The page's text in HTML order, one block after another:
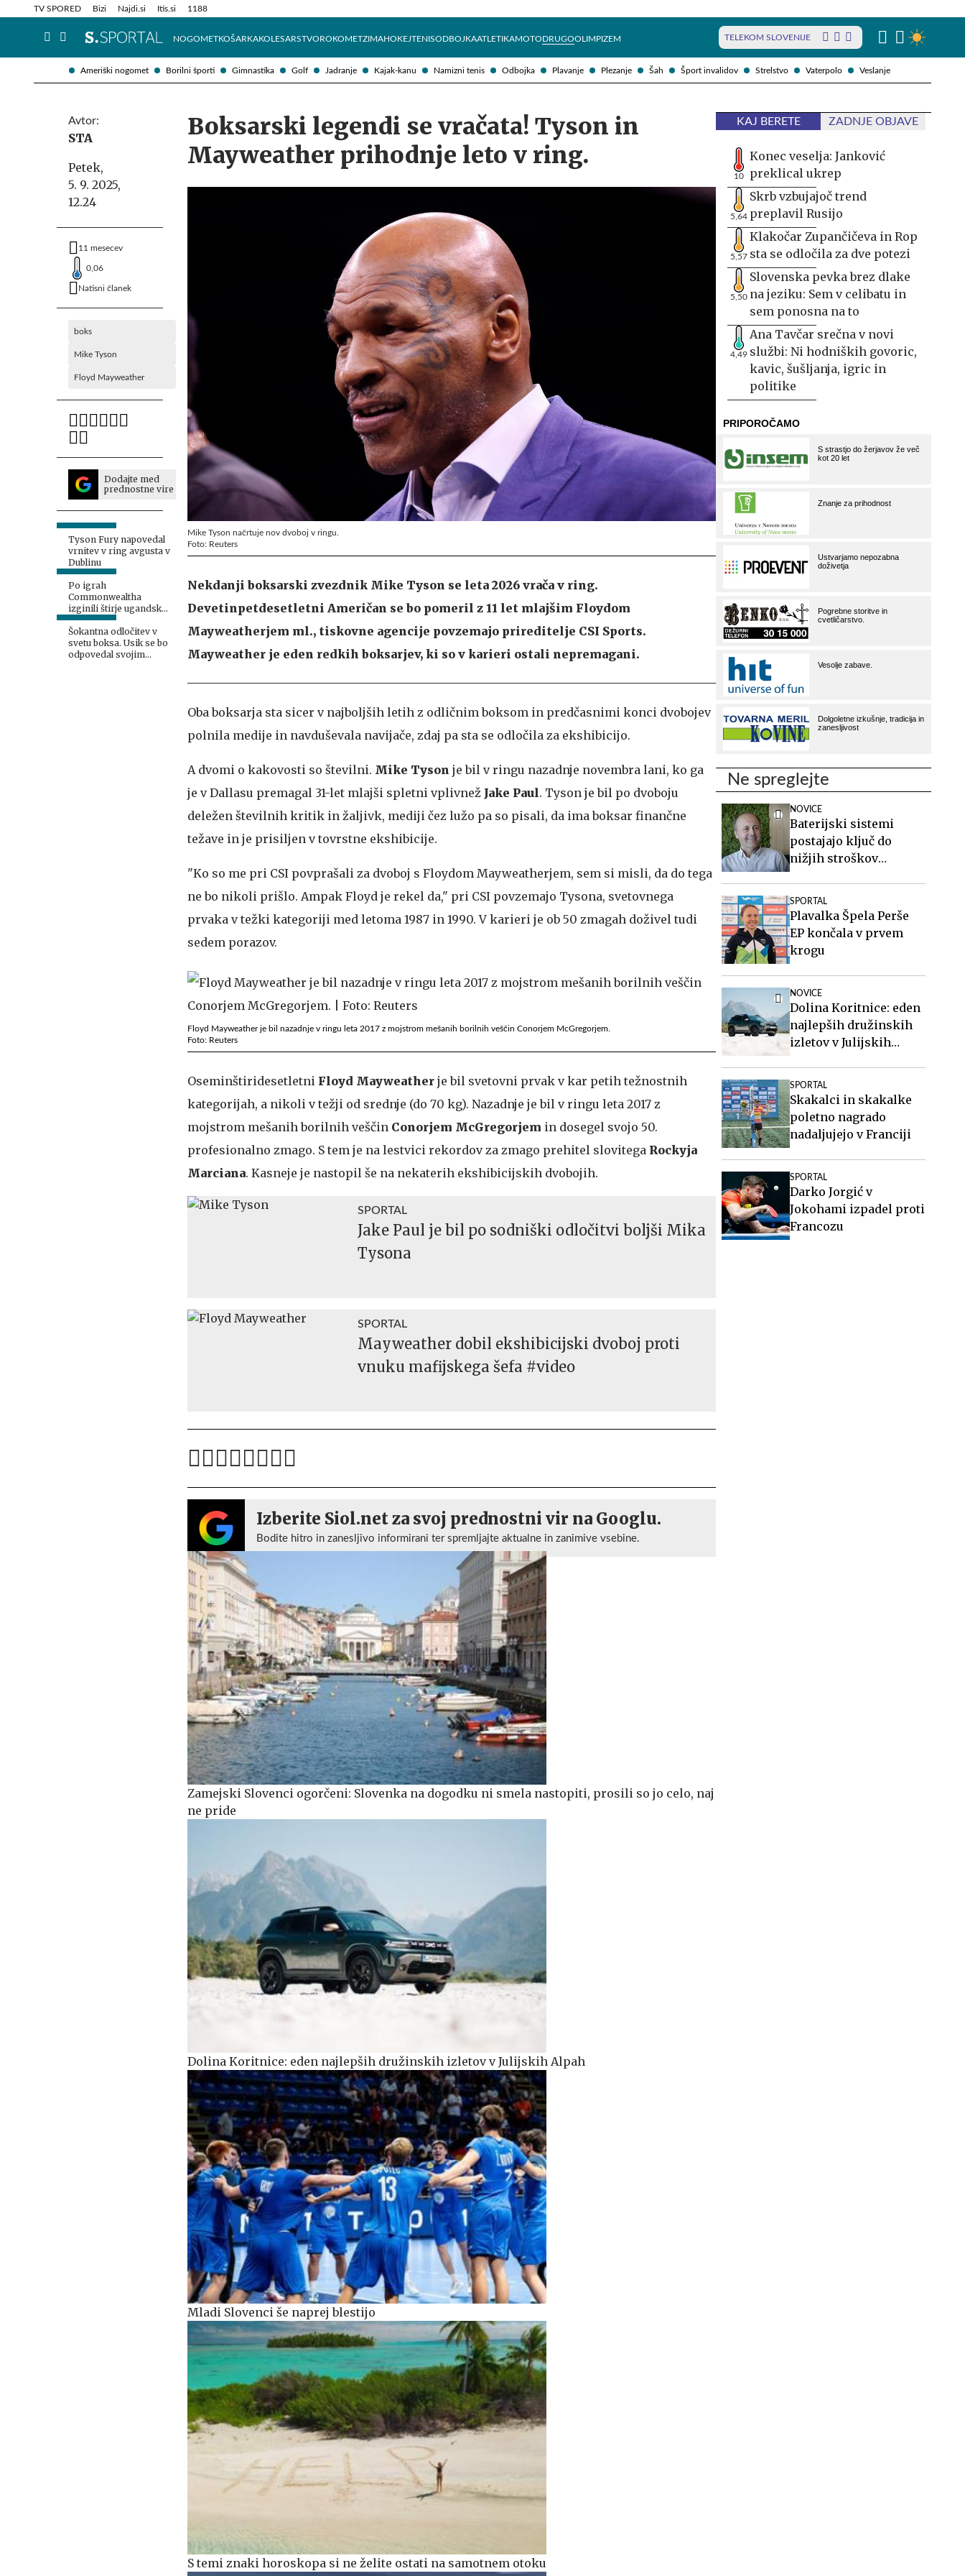
Ameriški nogomet Borilni športi Gimnastika Golf Jadranje Kajak-kanu Namizni tenis Odbojka Plavanje Plezanje Šah Šport invalidov Strelstvo Vaterpolo Veslanje
TV SPORED Bizi Najdi.si Itis.si 1188
NOGOMETKOŠARKAKOLESARSTVOROKOMETZIMAHOKEJTENISODBOJKAATLETIKAMOTODRUGOOLIMPIZEM TELEKOM SLOVENIJE
Info in obvestila Tehnik
Avtor:
STA
Petek,
5. 9. 2025,
12.24
11 mesecev
0,06
Natisni članek
boks
Mike Tyson
Floyd Mayweather
Dodajte med
prednostne vire
Tyson Fury napovedal
vrnitev v ring avgusta v
Dublinu
Po igrah
Commonwealtha
izginili štirje ugandski
boksarji
Šokantna odločitev v
svetu boksa. Usik se bo
odpovedal svojim
Boksarski legendi se vračata! Tyson in
Mayweather prihodnje leto v ring.
Mike Tyson načrtuje nov dvoboj v ringu.
Foto: Reuters
Nekdanji boksarski zvezdnik Mike Tyson se leta 2026 vrača v ring.
Devetinpetdesetletni Američan se bo pomeril z 11 let mlajšim Floydom
Mayweatherjem ml., tiskovne agencije povzemajo prireditelje CSI Sports.
Mayweather je eden redkih boksarjev, ki so v karieri ostali nepremagani.
Oba boksarja sta sicer v najboljših letih z odličnim boksom in predčasnimi konci dvobojev
polnila medije in navduševala navijače, zdaj pa sta se odločila za ekshibicijo.
A dvomi o kakovosti so številni. Mike Tyson je bil v ringu nazadnje novembra lani, ko ga
je v Dallasu premagal 31-let mlajši spletni vplivnež Jake Paul. Tyson je bil po dvoboju
deležen številnih kritik in žaljivk, mediji čez lužo pa so pisali, da ima boksar finančne
težave in je prisiljen v tovrstne ekshibicije.
"Ko so me pri CSI povprašali za dvoboj s Floydom Mayweatherjem, sem si misli, da do tega
ne bo nikoli prišlo. Ampak Floyd je rekel da," pri CSI povzemajo Tysona, svetovnega
prvaka v težki kategoriji med letoma 1987 in 1990. V karieri je ob 50 zmagah doživel tudi
sedem porazov.
Floyd Mayweather je bil nazadnje v ringu leta 2017 z mojstrom mešanih borilnih veščin Conorjem McGregorjem.
Foto: Reuters
Oseminštiridesetletni Floyd Mayweather je bil svetovni prvak v kar petih težnostnih
kategorijah, a nikoli v težji od srednje (do 70 kg). Nazadnje je bil v ringu leta 2017 z
mojstrom mešanih borilnih veščin Conorjem McGregorjem in dosegel svojo 50.
profesionalno zmago. S tem je na lestvici rekordov za zmago prehitel slovitega Rockyja
Marciana. Kasneje je nastopil še na nekaterih ekshibicijskih dvobojih.
SPORTAL
Jake Paul je bil po sodniški odločitvi boljši Mika
Tysona
SPORTAL
Mayweather dobil ekshibicijski dvoboj proti
vnuku mafijskega šefa #video
Izberite Siol.net za svoj prednostni vir na Googlu.
Bodite hitro in zanesljivo informirani ter spremljajte aktualne in zanimive vsebine.
Zamejski Slovenci ogorčeni: Slovenka na dogodku ni smela nastopiti, prosili so jo celo, naj
ne pride
Dolina Koritnice: eden najlepših družinskih izletov v Julijskih Alpah
Mladi Slovenci še naprej blestijo
S temi znaki horoskopa si ne želite ostati na samotnem otoku
KAJ BERETE ZADNJE OBJAVE
10
Konec veselja: Janković
preklical ukrep
5,64
Skrb vzbujajoč trend
preplavil Rusijo
5,57
Klakočar Zupančičeva in Rop
sta se odločila za dve potezi
5,50
Slovenska pevka brez dlake
na jeziku: Sem v celibatu in
sem ponosna na to
4,49
Ana Tavčar srečna v novi
službi: Ni hodniških govoric,
kavic, šušljanja, igric in
politike
Ne spreglejte
NOVICE
Baterijski sistemi
postajajo ključ do
nižjih stroškov
SPORTAL
Plavalka Špela Perše
EP končala v prvem
krogu
NOVICE
Dolina Koritnice: eden
najlepših družinskih
izletov v Julijskih
SPORTAL
Skakalci in skakalke
poletno nagrado
nadaljujejo v Franciji
SPORTAL
Darko Jorgić v
Jokohami izpadel proti
Francozu